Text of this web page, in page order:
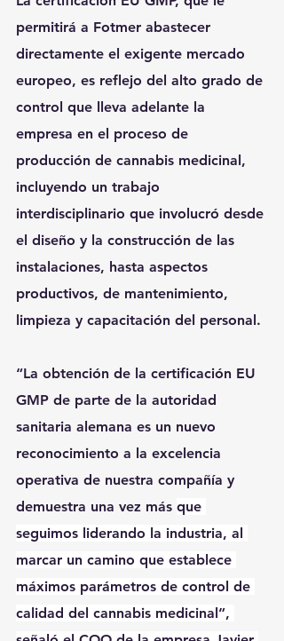
permitirá a Fotmer abastecer
directamente el exigente mercado
europeo, es reflejo del alto grado de
control que lleva adelante la
empresa en el proceso de
producción de cannabis medicinal,
incluyendo un trabajo
interdisciplinario que involucró desde
el diseño y la construcción de las
instalaciones, hasta aspectos
productivos, de mantenimiento,
limpieza y capacitación del personal.
“La obtención de la certificación EU
GMP de parte de la autoridad
sanitaria alemana es un nuevo
reconocimiento a la excelencia
operativa de nuestra compañía y
demuestra una vez más que
seguimos liderando la industria, al
marcar un camino que establece
máximos parámetros de control de
calidad del cannabis medicinal”,